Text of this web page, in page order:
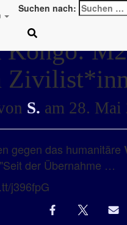
Suchen nach:
Kongo:
S. am 28. Mai
gegen das humanitäre
der Übernahme …
j396fpG